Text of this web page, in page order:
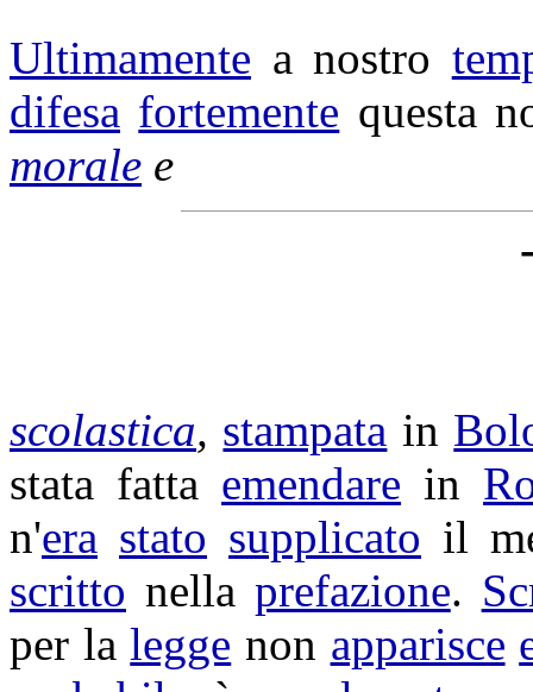
Ultimamente a nostro
difesa fortemente questa
morale e
scolastica, stampata in
stata fatta emendare in
n'era stato supplicato il
scritto nella prefazione.
per lalegge non apparisce